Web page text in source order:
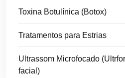
Toxina Botulínica (Botox)
Tratamentos para Estrias
Ultrassom Microfocado
facial)